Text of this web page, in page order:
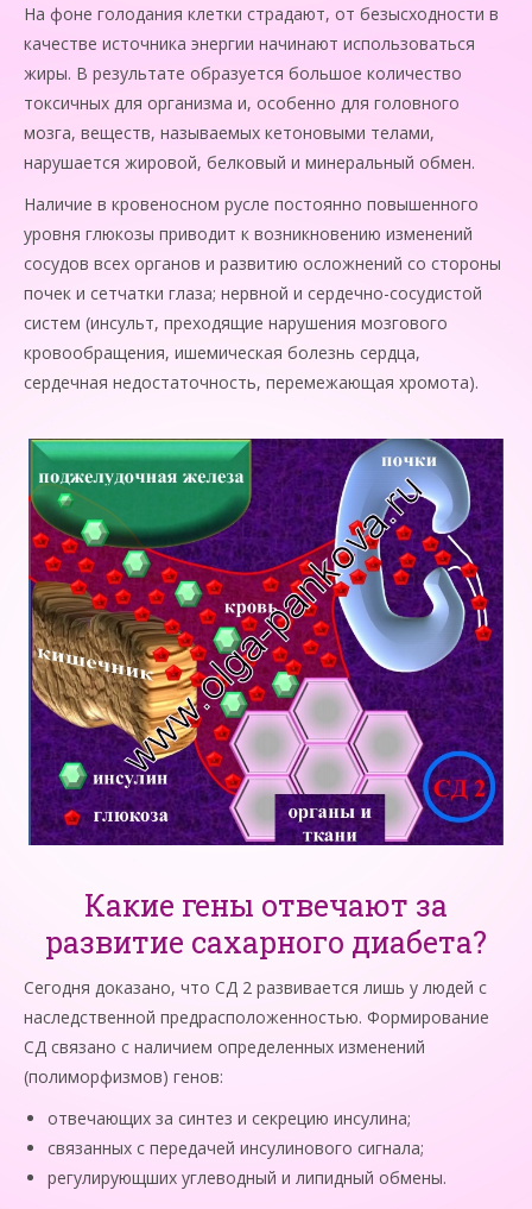
На фоне голодания клетки страдают, от безысходности в
качестве источника энергии начинают использоваться
жиры. В результате образуется большое количество
токсичных для организма и, особенно для головного
мозга, веществ, называемых кетоновыми телами,
нарушается жировой, белковый и минеральный обмен.
Наличие в кровеносном русле постоянно повышенного
уровня глюкозы приводит к возникновению изменений
сосудов всех органов и развитию осложнений со стороны
почек и сетчатки глаза; нервной и сердечно-сосудистой
систем (инсульт, преходящие нарушения мозгового
кровообращения, ишемическая болезнь сердца,
сердечная недостаточность, перемежающая хромота).
Какие гены отвечают за
развитие сахарного диабета?
Сегодня доказано, что СД 2 развивается лишь у людей с
наследственной предрасположенностью. Формирование
СД связано с наличием определенных изменений
(полиморфизмов) генов:
отвечающих за синтез и секрецию инсулина;
связанных с передачей инсулинового сигнала;
регулирующших углеводный и липидный обмены.